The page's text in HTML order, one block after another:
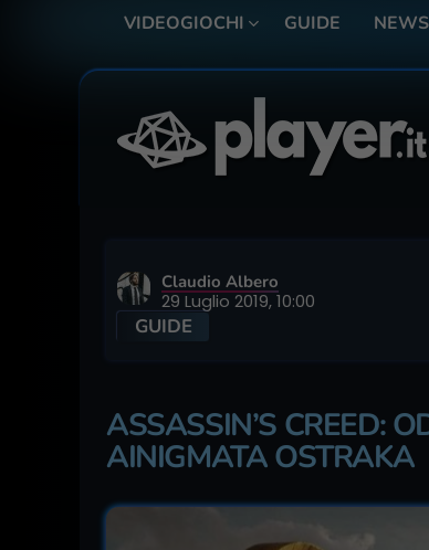
VIDEOGIOCHI GUIDE NEWS
Claudio Albero
29 Luglio 2019, 10:00
GUIDE
ASSASSIN’S CREED:
AINIGMATA OSTRAKA